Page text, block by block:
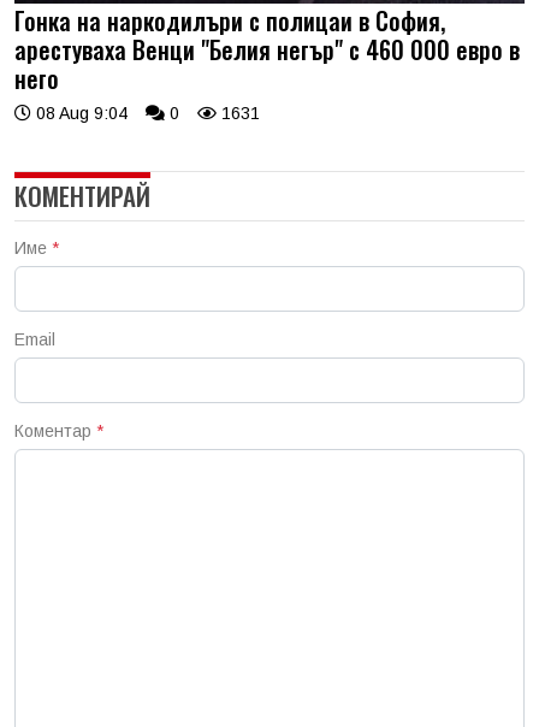
Гонка на наркодилъри с полицаи в София,
арестуваха Венци "Белия негър" с 460 000 евро в
него
08 Aug 9:04 0 1631
КОМЕНТИРАЙ
Име *
Email
Коментар *